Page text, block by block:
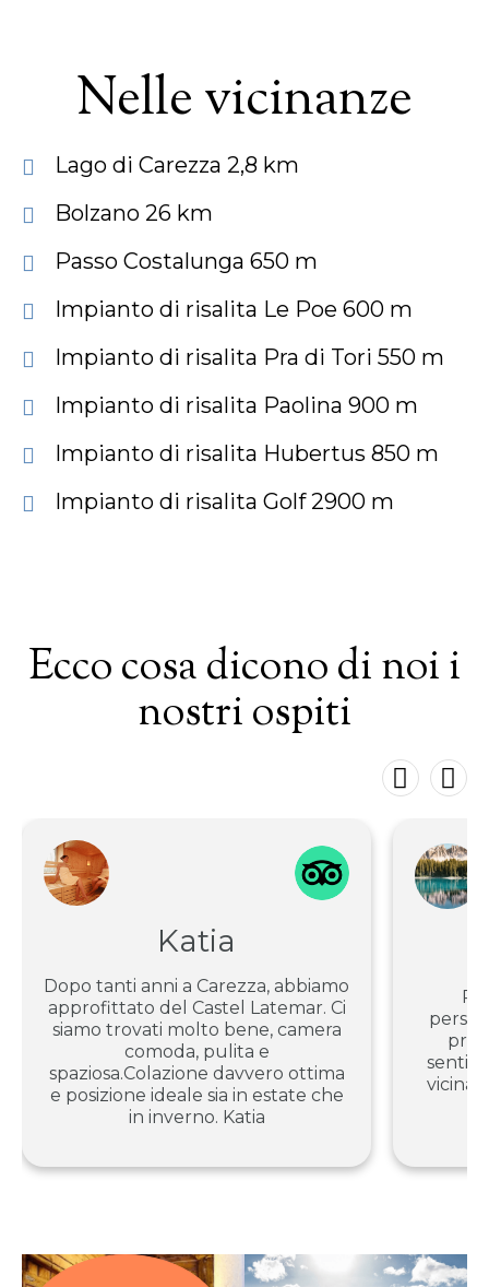
Nelle vicinanze
Lago di Carezza 2,8 km
Bolzano 26 km
Passo Costalunga 650 m
Impianto di risalita Le Poe 600 m
Impianto di risalita Pra di Tori 550 m
Impianto di risalita Paolina 900 m
Impianto di risalita Hubertus 850 m
Impianto di risalita Golf 2900 m
Ecco cosa dicono di noi i
nostri ospiti
Katia
Dopo tanti anni a Carezza, abbiamo
approfittato del Castel Latemar. Ci
siamo trovati molto bene, camera
comoda, pulita e
spaziosa.Colazione davvero ottima
e posizione ideale sia in estate che
in inverno. Katia